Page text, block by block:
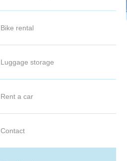
Bike rental
Luggage storage
Rent a car
Contact